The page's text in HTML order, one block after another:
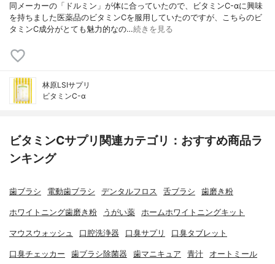
同メーカーの「ドルミン」が体に合っていたので、ビタミンC-αに興味
を持ちました医薬品のビタミンCを服用していたのですが、こちらのビ
タミンC成分がとても魅力的なの…続きを見る
林原LSIサプリ
ビタミンC-α
ビタミンCサプリ関連カテゴリ：おすすめ商品ラ
ンキング
歯ブラシ 電動歯ブラシ デンタルフロス 舌ブラシ 歯磨き粉
ホワイトニング歯磨き粉 うがい薬 ホームホワイトニングキット
マウスウォッシュ 口腔洗浄器 口臭サプリ 口臭タブレット
口臭チェッカー 歯ブラシ除菌器 歯マニキュア 青汁 オートミール